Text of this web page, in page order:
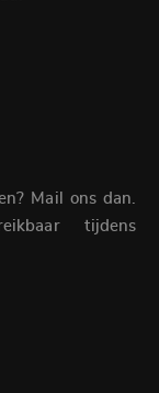
Mail ons dan.
tijdens